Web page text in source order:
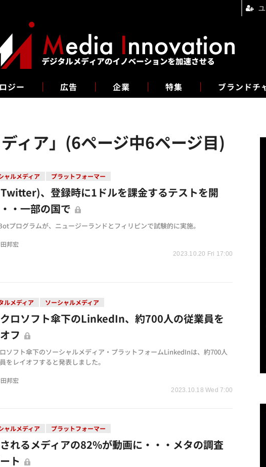
ジー 広告 企業 特集 ブランドチ
フォー
ィア」(6ページ中6ページ目)
ャルメディア プラットフォーマー
2023.10.20 Fri 17:00
、登録時に1ドルを課金するテストを開
・一部の国で
プログラムが、ニュージーランドとフィリピンで試験的に実施。
邦宏
ルメディア ソーシャルメディア
2023.10.18 Wed 7:00
ロソフト傘下のLinkedIn、約700人の従業員を
フ
ソフト傘下のソーシャルメディア・プラットフォームLinkedInは、約700人
をレイオフすると発表しました。
邦宏
ャルメディア プラットフォーマー
れるメディアの82%が動画に・・・メタの調査
ト